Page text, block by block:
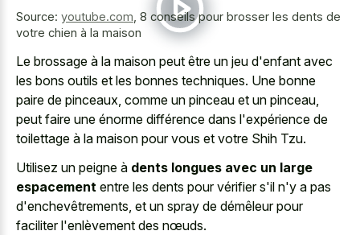
Source: youtube.com 8 conseils pour brosser les dents de
votre chien à la maison
Le brossage à la maison peut être un jeu d'enfant avec
les bons outils et les bonnes techniques. Une bonne
paire de pinceaux, comme un pinceau et un pinceau,
peut faire une énorme différence dans l'expérience de
toilettage à la maison pour vous et votre Shih Tzu.
Utilisez un peigne à dents longues avec un large
espacement entre les dents pour vérifier s'il n'y a pas
d'enchevêtrements, et un spray de démêleur pour
faciliter l'enlèvement des nœuds.